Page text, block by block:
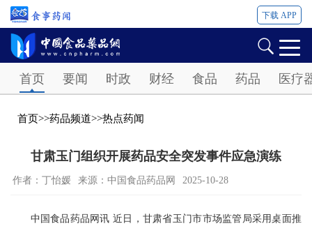
下载 APP
首页 要闻 时政 财经 食品 药品 医疗
首页>>药品频道>>热点药闻
甘肃玉门组织开展药品安全突发事件应急演练
作者：丁怡媛 来源：中国食品药品网 2025-10-28
中国食品药品网讯 近日，甘肃省玉门市市场监管局采用桌面推